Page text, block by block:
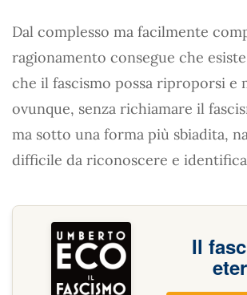
Dal complesso ma facilmente
ragionamento consegue che
che il fascismo possa riproporsi e
ovunque, senza richiamare il
ma sotto una forma più sbiadita,
difficile da riconoscere e
Il